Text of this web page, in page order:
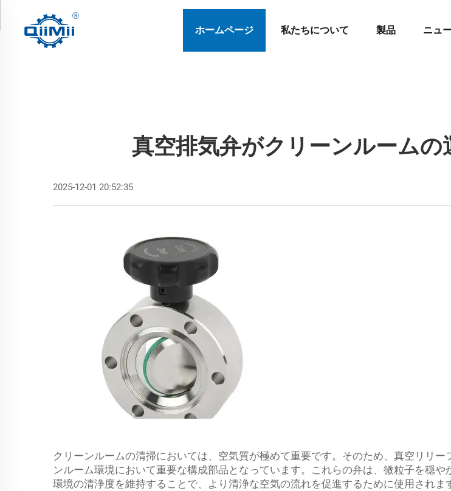
ホームページ 私たちについて 製品 ニュ
真空排気弁がクリーンルーム
2025-12-01 20:52:35
クリーンルームの清掃においては、空気質が極めて重要です。そのため、真空リリー
ンルーム環境において重要な構成部品となっています。これらの弁は、微粒子を穏や
環境の清浄度を維持することで、より清浄な空気の流れを促進するために使用されま